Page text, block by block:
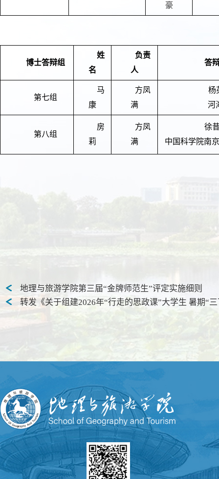
豪
博士答辩组
姓
名
负责
人
答
第七组
马
康
方凤
满
杨
河
第八组
房
莉
方凤
满
徐
中国科学院南
地理与旅游学院第三届“金牌师范生”评定实施细则
转发《关于组建2026年“行走的思政课”大学生 暑期“